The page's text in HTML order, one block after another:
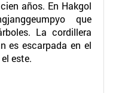
años. En Hakgol
que
La cordillera
es escarpada en el
este.